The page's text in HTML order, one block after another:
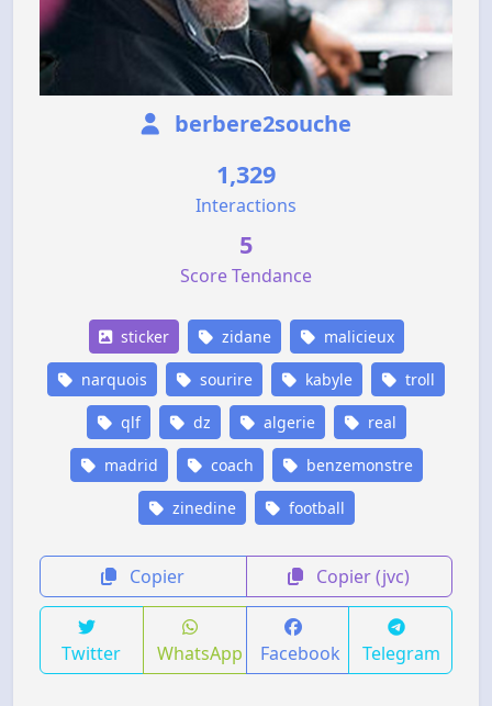
berbere2souche
1,329
Interactions
5
Score Tendance
sticker zidane malicieux
narquois sourire kabyle troll
qlf dz algerie real
madrid coach benzemonstre
zinedine football
Copier Copier (jvc)
Twitter WhatsApp Facebook Telegram